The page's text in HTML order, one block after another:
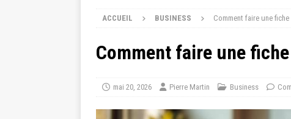
ACCUEIL BUSINESS Comment faire une
Comment faire une
mai 20, 2026 Pierre Martin Business